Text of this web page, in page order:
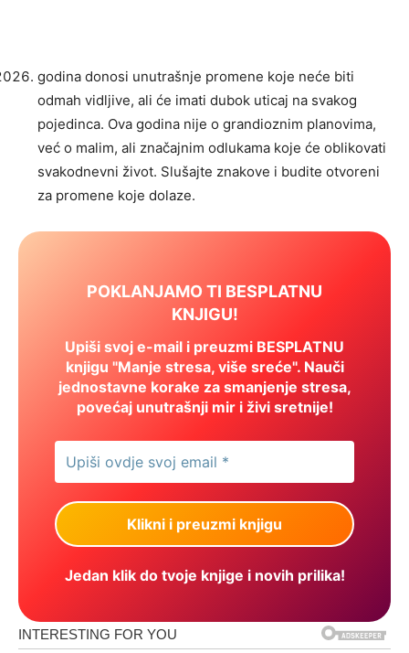
godina donosi unutrašnje promene koje neće biti
odmah vidljive, ali će imati dubok uticaj na svakog
pojedinca. Ova godina nije o grandioznim planovima,
već o malim, ali značajnim odlukama koje će oblikovati
svakodnevni život. Slušajte znakove i budite otvoreni
za promene koje dolaze.
POKLANJAMO TI BESPLATNU
KNJIGU!
Upiši svoj e-mail i preuzmi BESPLATNU
knjigu "Manje stresa, više sreće". Nauči
jednostavne korake za smanjenje stresa,
povećaj unutrašnji mir i živi sretnije!
Jedan klik do tvoje knjige i novih prilika!